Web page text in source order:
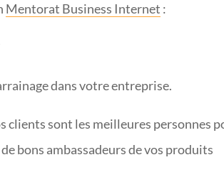
Mentorat Business Internet :
dans votre entreprise.
clients sont les meilleures personnes
bons ambassadeurs de vos produits